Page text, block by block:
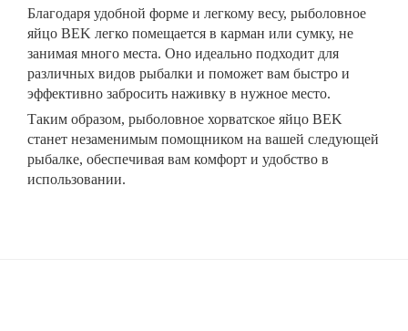
Благодаря удобной форме и легкому весу, рыболовное
яйцо BEK легко помещается в карман или сумку, не
занимая много места. Оно идеально подходит для
различных видов рыбалки и поможет вам быстро и
эффективно забросить наживку в нужное место.
Таким образом, рыболовное хорватское яйцо BEK
станет незаменимым помощником на вашей следующей
рыбалке, обеспечивая вам комфорт и удобство в
использовании.